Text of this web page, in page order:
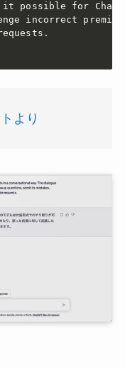
it possible for
incorrect
より